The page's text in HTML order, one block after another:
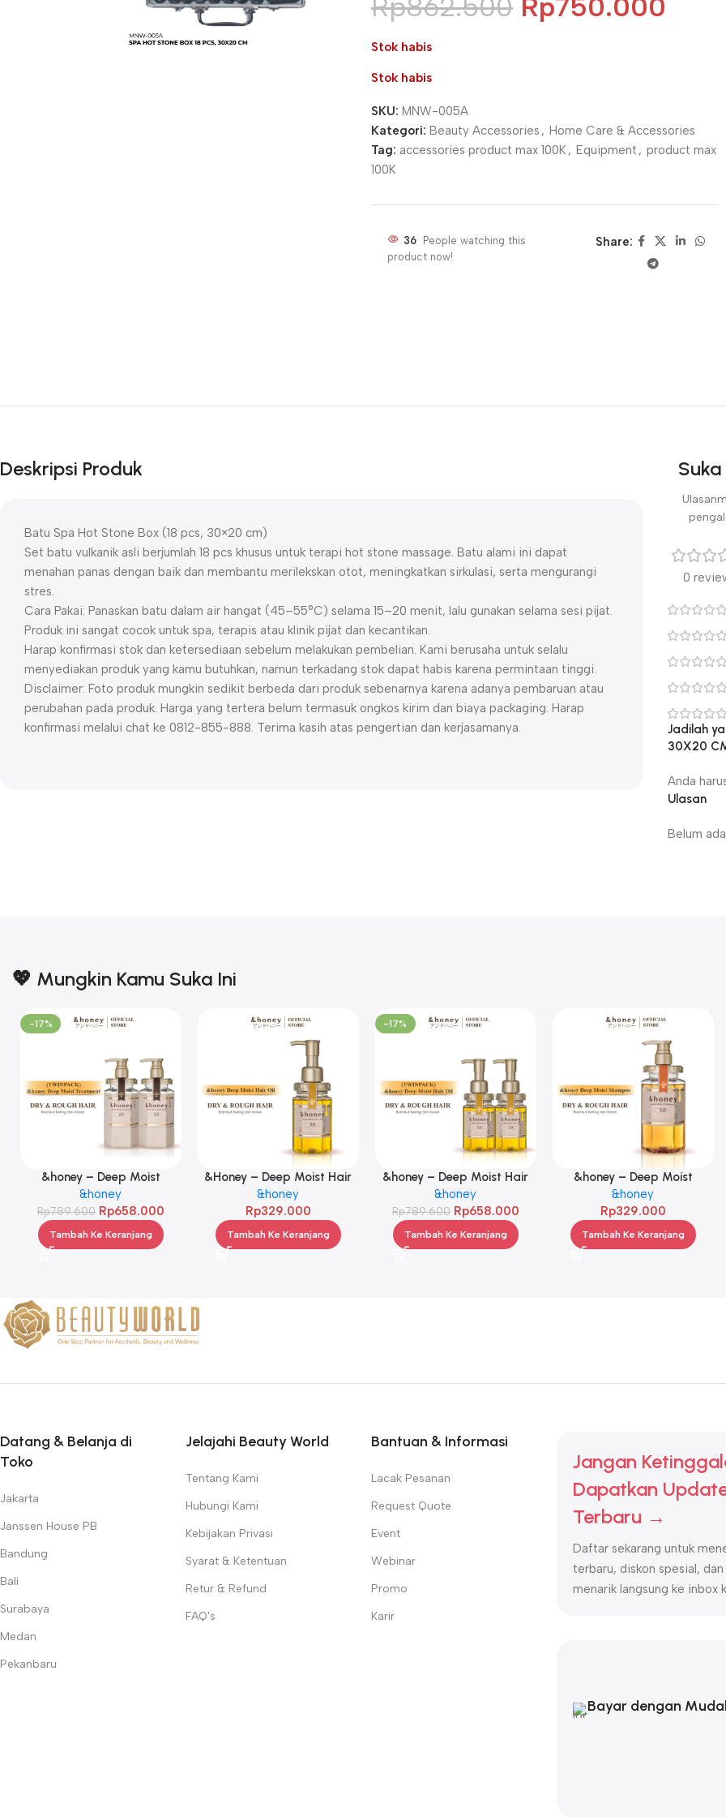
Stok habis
Stok habis
SKU: MNW-005A
Kategori: Beauty Accessories , Home Care & Accessories
Tag: accessories product max 100K , Equipment , product max
100K
36 People watching this
product now!
Share:
Deskripsi Produk
Batu Spa Hot Stone Box (18 pcs, 30×20 cm)
Set batu vulkanik asli berjumlah 18 pcs khusus untuk terapi hot stone massage. Batu alami ini dapat
menahan panas dengan baik dan membantu merilekskan otot, meningkatkan sirkulasi, serta mengurangi
stres.
Cara Pakai: Panaskan batu dalam air hangat (45–55°C) selama 15–20 menit, lalu gunakan selama sesi pijat.
Produk ini sangat cocok untuk spa, terapis atau klinik pijat dan kecantikan.
Harap konfirmasi stok dan ketersediaan sebelum melakukan pembelian. Kami berusaha untuk selalu
menyediakan produk yang kamu butuhkan, namun terkadang stok dapat habis karena permintaan tinggi.
Disclaimer: Foto produk mungkin sedikit berbeda dari produk sebenarnya karena adanya pembaruan atau
perubahan pada produk. Harga yang tertera belum termasuk ongkos kirim dan biaya packaging. Harap
konfirmasi melalui chat ke 0812-855-888. Terima kasih atas pengertian dan kerjasamanya.
0
Ulasan
Belum ada
Jadilah
30X20
Anda
💖 Mungkin Kamu Suka Ini
-17%
&honey – Deep Moist
Treatment 445 g Twinpack
&honey
Rp789.600 Rp658.000
Tambah Ke Keranjang
&Honey – Deep Moist Hair
Oil 3.0 100ml
&honey
Rp329.000
Tambah Ke Keranjang
-17%
&honey – Deep Moist Hair
Oil 3.0 100ml Twinpack
&honey
Rp789.600 Rp658.000
Tambah Ke Keranjang
&honey – Deep Moist
Shampoo 1.0 440ml
&honey
Rp329.000
Tambah Ke Keranjang
Datang & Belanja di
Toko
Jakarta
Janssen House PB
Bandung
Bali
Surabaya
Medan
Pekanbaru
Jelajahi Beauty World
Tentang Kami
Hubungi Kami
Kebijakan Privasi
Syarat & Ketentuan
Retur & Refund
FAQ's
Bantuan & Informasi
Lacak Pesanan
Request Quote
Event
Webinar
Promo
Karir
Jangan
Dapatkan
Terbaru →
Daftar sekarang untuk
terbaru, diskon spesial,
menarik langsung ke inbox
Bayar dengan